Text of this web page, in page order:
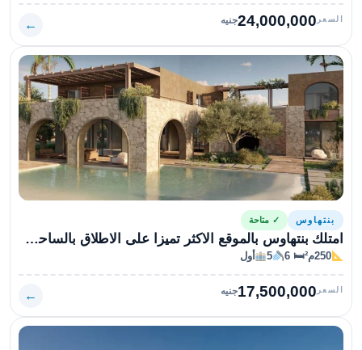
السعر 24,000,000جنيه ←
بنتهاوس ✓ متاحة
امتلك بنتهاوس بالموقع الاكثر تميزا على الاطلاق بالساحل الشمالي في قرية رملة
250م² 🛏 6
5 أول
السعر 17,500,000جنيه ←